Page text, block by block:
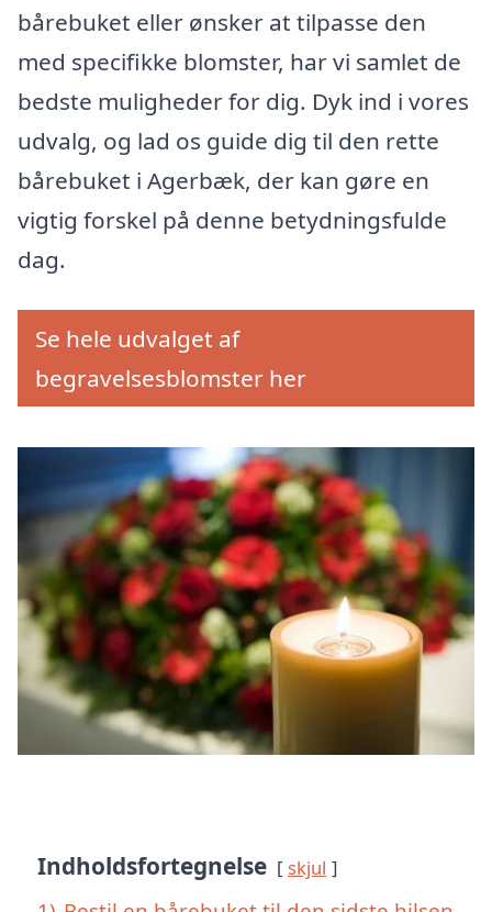
bårebuket eller ønsker at tilpasse den
med specifikke blomster, har vi samlet de
bedste muligheder for dig. Dyk ind i vores
udvalg, og lad os guide dig til den rette
bårebuket i Agerbæk, der kan gøre en
vigtig forskel på denne betydningsfulde
dag.
Se hele udvalget af
begravelsesblomster her
Indholdsfortegnelse skjul